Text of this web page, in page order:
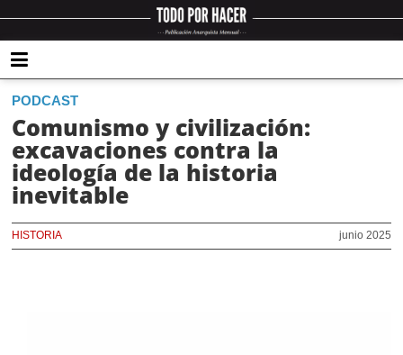
PODCAST
Comunismo y civilización:
excavaciones contra la
ideología de la historia
inevitable
junio 2025
HISTORIA